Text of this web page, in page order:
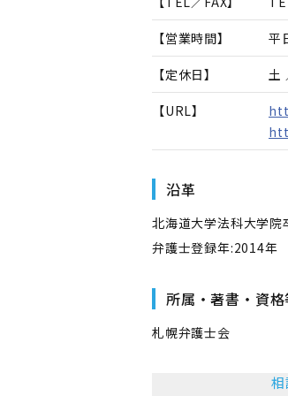
【営業時間】 平
【定休日】 土
【URL】
沿革
北海道大学法科大学院
弁護士登録年:2014年
所属・著書・資格
札幌弁護士会
相